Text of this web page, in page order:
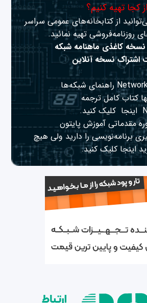
کجا تهیه کنیم؟
از کتابخانه‌های عمومی سراسر
روزنامه‌فروشی تهیه نمائید.
کاغذی ماهنامه شبکه
اشتراک نسخه آنلاین
کتاب کامل ترجمه
اینجا کلیک کنید.
مقدماتی آموزش پایتون
برنامه‌نویسی را دارید ولی هیچ
اینجا کلیک کنید.